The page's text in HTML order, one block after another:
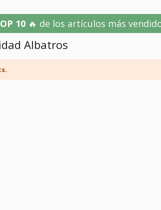
10🔥 de los artículos más
Albatros